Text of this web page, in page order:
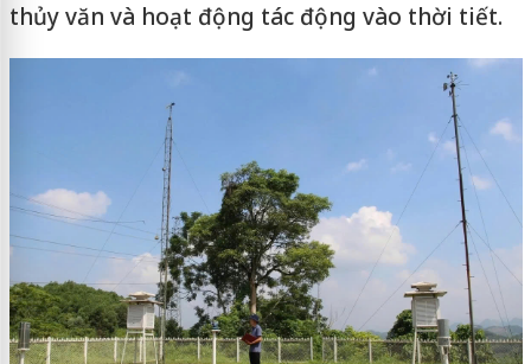
thủy văn và hoạt động tác động vào thời tiết.